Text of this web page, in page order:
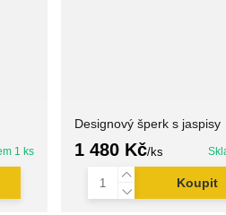
1 ks
Designový šperk s jaspisy
1 480 Kč/ks
Koupit